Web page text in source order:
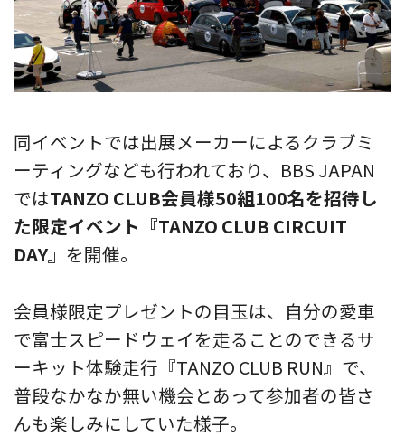
同イベントでは出展メーカーによるクラブミ
ーティングなども行われており、BBS JAPAN
ではTANZO CLUB会員様50組100名を招待し
た限定イベント『TANZO CLUB CIRCUIT
DAY』 を開催。
会員様限定プレゼントの目玉は、自分の愛車
で富士スピードウェイを走ることのできるサ
ーキット体験走行『TANZO CLUB RUN』で、
普段なかなか無い機会とあって参加者の皆さ
んも楽しみにしていた様子。